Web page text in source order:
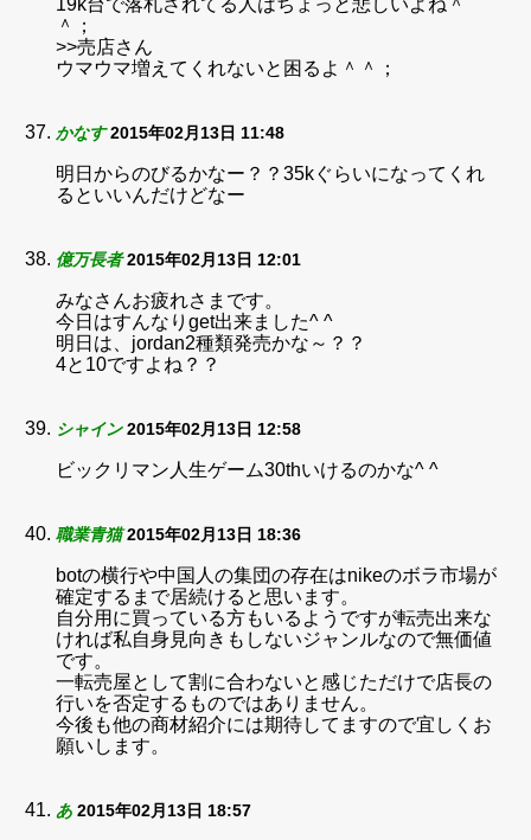
19k台で落札されてる人はちょっと悲しいよね＾
＾；
>>売店さん
ウマウマ増えてくれないと困るよ＾＾；
かなす 2015年02月13日 11:48
明日からのびるかなー？？35kぐらいになってくれ
るといいんだけどなー
億万長者 2015年02月13日 12:01
みなさんお疲れさまです。
今日はすんなりget出来ました^ ^
明日は、jordan2種類発売かな～？？
4と10ですよね？？
シャイン 2015年02月13日 12:58
ビックリマン人生ゲーム30thいけるのかな^ ^
職業青猫 2015年02月13日 18:36
botの横行や中国人の集団の存在はnikeのボラ市場が
確定するまで居続けると思います。
自分用に買っている方もいるようですが転売出来な
ければ私自身見向きもしないジャンルなので無価値
です。
一転売屋として割に合わないと感じただけで店長の
行いを否定するものではありません。
今後も他の商材紹介には期待してますので宜しくお
願いします。
あ 2015年02月13日 18:57